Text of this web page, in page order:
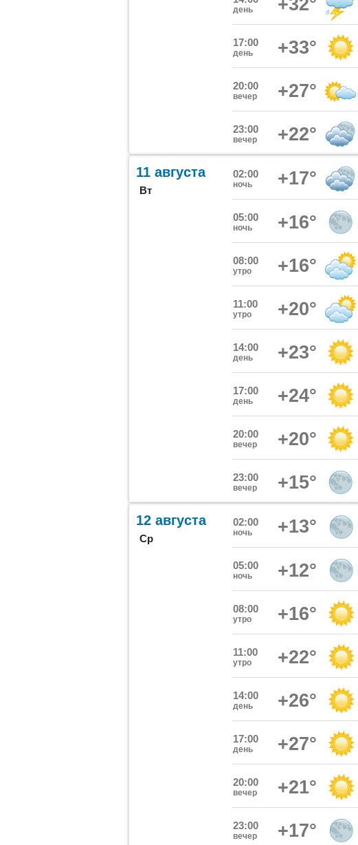
день +32°
17:00
день +33°
20:00
вечер +27°
23:00
вечер +22°
11 августа
Вт
02:00
ночь +17°
05:00
ночь +16°
08:00
утро +16°
11:00
утро +20°
14:00
день +23°
17:00
день +24°
20:00
вечер +20°
23:00
вечер +15°
12 августа
Ср
02:00
ночь +13°
05:00
ночь +12°
08:00
утро +16°
11:00
утро +22°
14:00
день +26°
17:00
день +27°
20:00
вечер +21°
23:00
вечер +17°